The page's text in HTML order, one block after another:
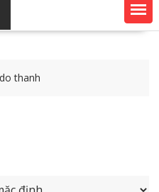
thanh